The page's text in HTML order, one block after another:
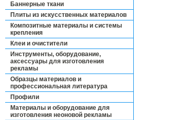
Баннерные ткани
Плиты из искусственных материалов
Композитные материалы и системы
крепления
Клеи и очистители
Инструменты, оборудование,
аксессуары для изготовления
рекламы
Образцы материалов и
профессиональная литература
Профили
Материалы и оборудование для
изготовления неоновой рекламы